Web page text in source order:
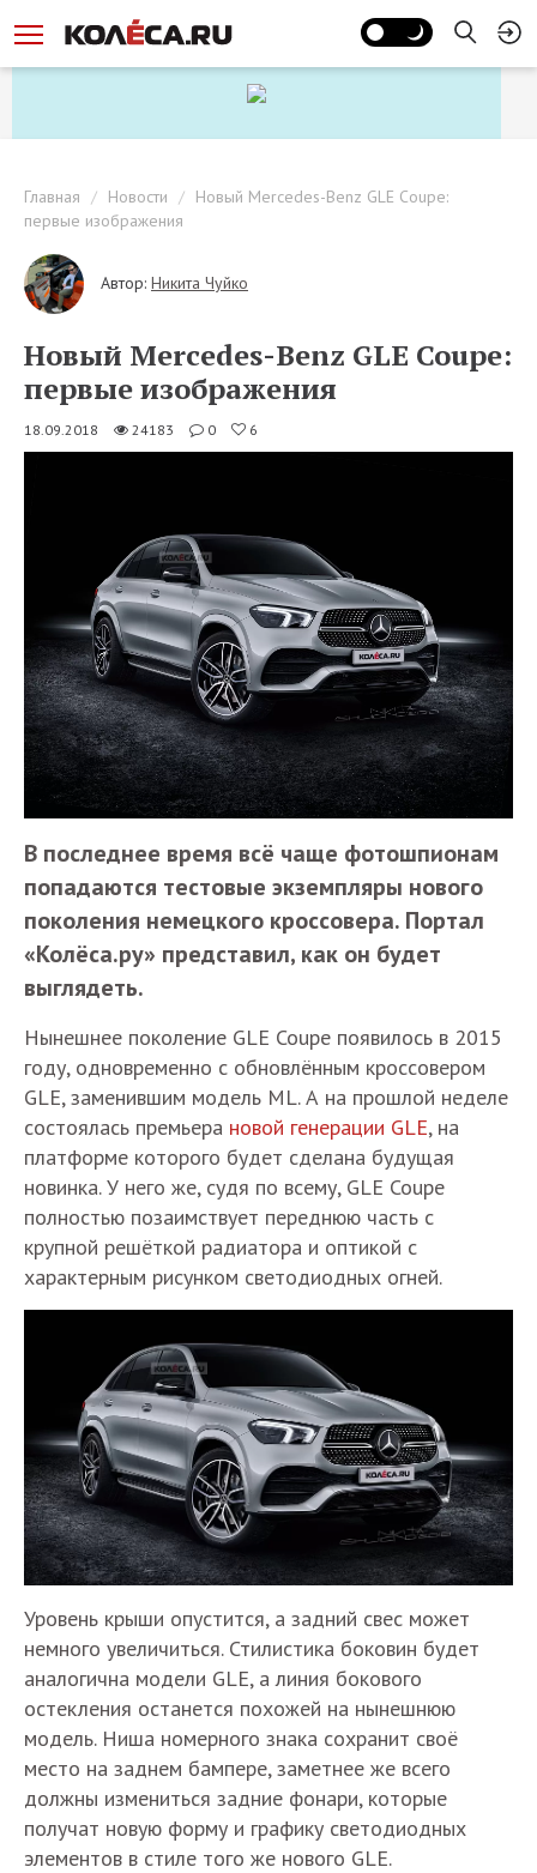
Главная Новости
Новый Mercedes-Benz GLE Coupe:
первые изображения
Автор: Никита Чуйко
Новый Mercedes-Benz GLE Coupe:
первые изображения
18.09.2018 24183 0 6
В последнее время всё чаще фотошпионам
попадаются тестовые экземпляры нового
поколения немецкого кроссовера. Портал
«Колёса.ру» представил, как он будет
выглядеть.
Нынешнее поколение GLE Coupe появилось в 2015
году, одновременно с обновлённым кроссовером
GLE, заменившим модель ML. А на прошлой неделе
состоялась премьера новой генерации GLE, на
платформе которого будет сделана будущая
новинка. У него же, судя по всему, GLE Coupe
полностью позаимствует переднюю часть с
крупной решёткой радиатора и оптикой с
характерным рисунком светодиодных огней.
Уровень крыши опустится, а задний свес может
немного увеличиться. Стилистика боковин будет
аналогична модели GLE, а линия бокового
остекления останется похожей на нынешнюю
модель. Ниша номерного знака сохранит своё
место на заднем бампере, заметнее же всего
должны измениться задние фонари, которые
получат новую форму и графику светодиодных
элементов в стиле того же нового GLE.